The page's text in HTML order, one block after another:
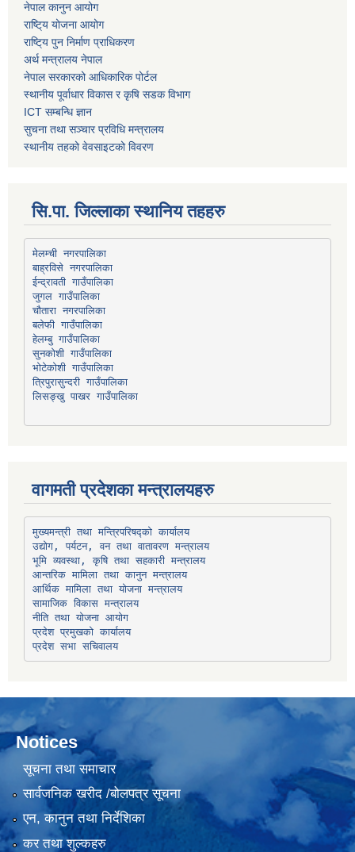
नेपाल कानुन आयोग
राष्टि्य योजना आयोग
राष्टि्य पुन निर्माण प्राधिकरण
अर्थ मन्त्रालय नेपाल
नेपाल सरकारको आधिकारिक पोर्टल
स्थानीय पूर्वाधार विकास र कृषि सडक विभाग
ICT सम्बन्धि ज्ञान
सुचना तथा सञ्चार प्रविधि मन्त्रालय
स्थानीय तहको वेवसाइटको विवरण
सि.पा. जिल्लाका स्थानिय तहहरु
मेलम्ची नगरपालिका
बाह्रविसे नगरपालिका
ईन्द्रावती गाउँपालिका
जुगल गाउँपालिका
चौतारा नगरपालिका
बलेफी गाउँपालिका
हेलम्बु गाउँपालिका
सुनकोशी गाउँपालिका
भोटेकोशी गाउँपालिका
त्रिपुरासुन्दरी गाउँपालिका
लिसङ्खु पाखर गाउँपालिका
वागमती प्रदेशका मन्त्रालयहरु
मुख्यमन्त्री तथा मन्त्रिपरिषद्को कार्यालय
उद्योग, पर्यटन, वन तथा वातावरण मन्त्रालय
भूमि व्यवस्था, कृषि तथा सहकारी मन्त्रालय
आन्तरिक मामिला तथा कानुन मन्त्रालय
आर्थिक मामिला तथा योजना मन्त्रालय
सामाजिक विकास मन्त्रालय
नीति तथा योजना आयोग
प्रदेश प्रमुखको कार्यालय
प्रदेश सभा सचिवालय
Notices
सूचना तथा समाचार
सार्वजनिक खरीद /बोलपत्र सूचना
एन, कानुन तथा निर्देशिका
कर तथा शुल्कहरु